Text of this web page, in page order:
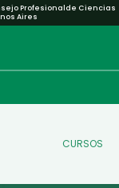
Profesionalde Ciencias
Aires
CURSOS